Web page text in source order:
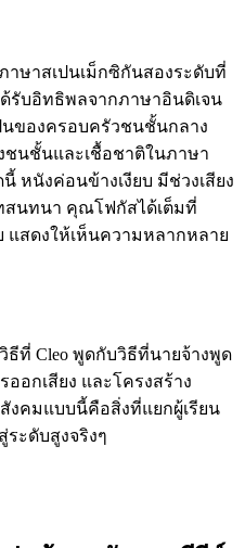
าษาสเปนเม็กซิกันสองระดับที่
รับอิทธิพลจากภาษาอินดิเจน
นของครอบครัวชนชั้นกลาง
ชนชั้นและเชื้อชาติในภาษา
หนังค่อนข้างเงียบ มีช่วงเสียง
สนทนา คุณโฟกัสได้เต็มที่
แสดงให้เห็นความหลากหลาย
วิธีที่ Cleo พูดกับวิธีที่นายจ้างพูด
อกเสียง และโครงสร้าง
งคมแบบนี้คือสิ่งที่แยกผู้เรียน
ะดับสูงจริงๆ